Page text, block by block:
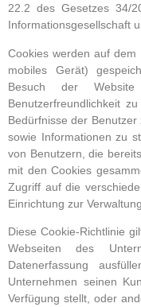
22.2 des Gesetzes 34/
Informationsgesellschaft
Cookies werden auf
mobiles Gerät)
Besuch der Website
Benutzerfreundlichkeit
Bedürfnisse der
sowie Informationen zu
von Benutzern, die
mit den Cookies
Zugriff auf die
Einrichtung zur
Diese Cookie-Richtlinie
Webseiten des
Datenerfassung
Unternehmen seinen
Verfügung stellt, oder